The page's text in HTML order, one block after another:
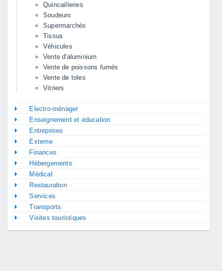
Quincailleries
Soudeurs
Supermarchés
Tissus
Véhicules
Vente d'aluminium
Vente de poissons fumés
Vente de toles
Vitriers
Electro-ménager
Enseignement et éducation
Entreprises
Externe
Finances
Hébergements
Médical
Restauration
Services
Transports
Visites touristiques